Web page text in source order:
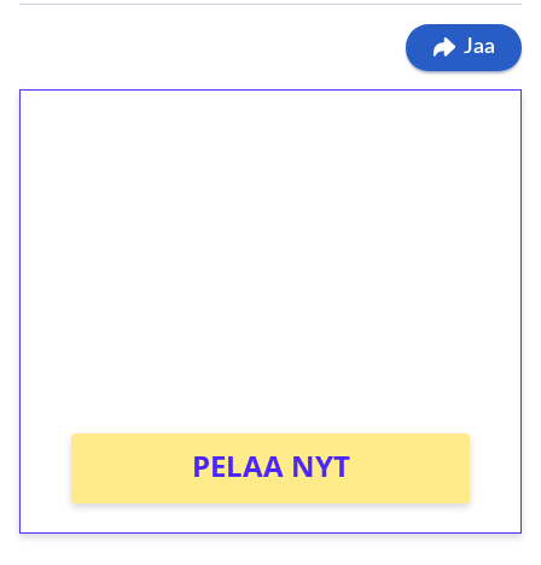
Jaa
PELAA NYT